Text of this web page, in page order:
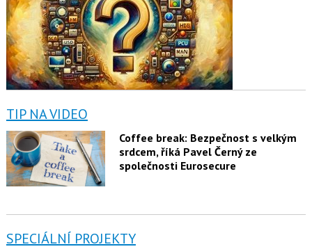
TIP NA VIDEO
Coffee break: Bezpečnost s velkým
srdcem, říká Pavel Černý ze
společnosti Eurosecure
SPECIÁLNÍ PROJEKTY